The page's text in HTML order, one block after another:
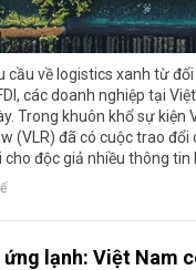
cầu về logistics xanh từ
các doanh nghiệp tại
Trong khuôn khổ sự kiện
(VLR) đã có cuộc trao
độc giả nhiều thông tin
ứng lạnh: Việt Nam